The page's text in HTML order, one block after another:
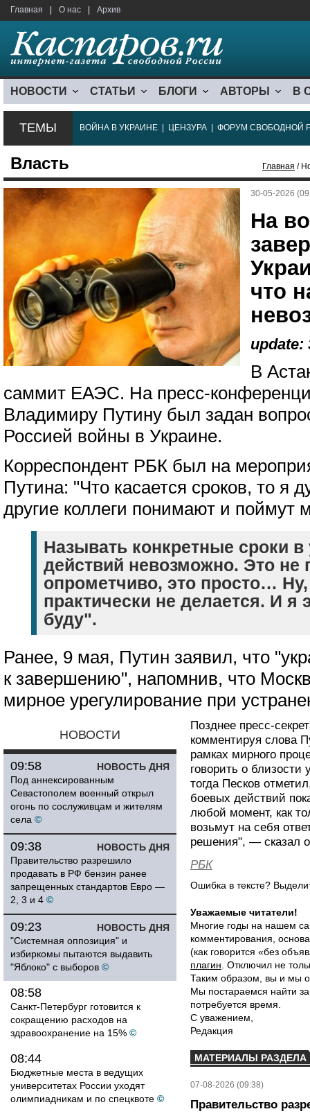
Главная О нас Архив
НОВОСТИ СТАТЬИ БЛОГИ АВТОРЫ В
ТЕМЫ ВОЙНА В УКРАИНЕ ЦЕНЗУРА ФОРУМ СВОБОДНОЙ
Власть Главная /
30-05-2026
На
что
update:
В
саммит ЕАЭС. На пресс-
Владимиру Путину был задан
Россией войны в Украине.
Корреспондент РБК был на
Путина: "Что касается сроков, то я
другие коллеги понимают и поймут
Называть конкретные сроки
действий невозможно. Это не
опрометчиво, это просто… Ну,
практически не делается. И я
буду".
Ранее, 9 мая, Путин заявил, что
к завершению", напомнив, что
мирное урегулирование при
НОВОСТИ
НОВОСТЬ ДНЯ
09:58
Под аннексированным
Севастополем военный открыл
огонь по сослуживцам и жителям
села ©
НОВОСТЬ ДНЯ
09:38
Правительство разрешило
продавать в РФ бензин ранее
запрещенных стандартов Евро —
2, 3 и 4 ©
НОВОСТЬ ДНЯ
09:23
"Системная оппозиция" и
избиркомы пытаются выдавить
"Яблоко" с выборов ©
08:58
Санкт-Петербург готовится к
сокращению расходов на
здравоохранение на 15% ©
08:44
Бюджетные места в ведущих
университетах России уходят
олимпиадникам и по спецквоте ©
Позднее пресс-
комментируя слова
рамках мирного
говорить о близости
тогда Песков
боевых действий
любой момент, как
возьмут на себя
решения", — сказал
РБК
Ошибка в тексте?
Уважаемые читатели!
Многие годы на нашем
комментирования,
(как говорится «без
плагин . Отключил не
Таким образом, вы и мы
Мы постараемся найти
потребуется время.
С уважением,
Редакция
МАТЕРИАЛЫ РАЗДЕЛА
07-08-2026 (09:38)
Правительство